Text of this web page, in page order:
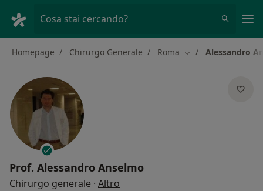
Cosa stai cercando?
Homepage Chirurgo Generale Roma Cambia città
Alessandro
Prof. Alessandro Anselmo
Chirurgo generale · Altro